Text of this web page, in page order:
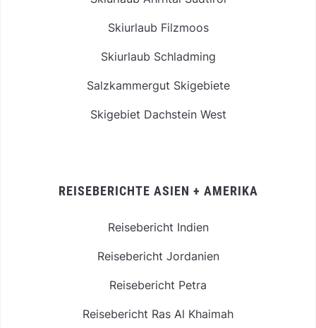
Skiurlaub Filzmoos
Skiurlaub Schladming
Salzkammergut Skigebiete
Skigebiet Dachstein West
REISEBERICHTE ASIEN + AMERIKA
Reisebericht Indien
Reisebericht Jordanien
Reisebericht Petra
Reisebericht Ras Al Khaimah